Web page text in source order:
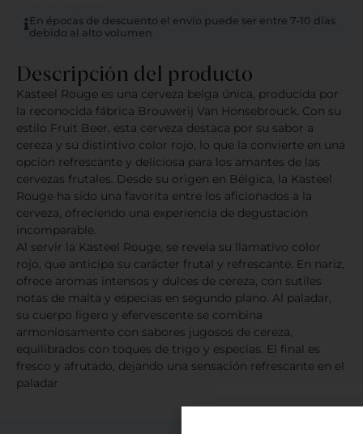
En épocas de descuento el envío puede ser entre 7-10 días
debido al alto volumen
Descripción del producto
Kasteel Rouge es una cerveza belga única, producida por
la reconocida fábrica Brouwerij Van Honsebrouck. Con su
estilo Fruit Beer, esta cerveza destaca por su sabor a
cereza y su distintivo color rojo, lo que la convierte en una
opción refrescante y deliciosa para los amantes de las
cervezas frutales. Desde su origen en Bélgica, la Kasteel
Rouge ha sido una favorita entre los aficionados a la
cerveza, ofreciendo una experiencia de degustación
incomparable.
Al servir la Kasteel Rouge, se revela su llamativo color
rojo, que anticipa su carácter frutal y refrescante. En nariz,
ofrece aromas intensos y dulces de cereza, con sutiles
notas de malta y especias en segundo plano. Al paladar,
su cuerpo ligero y efervescente se combina
armoniosamente con sabores jugosos de cereza,
equilibrados con toques de trigo y especias. El final es
fresco y afrutado, dejando una sensación refrescante en el
paladar